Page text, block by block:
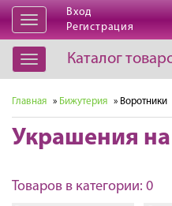
Открыть
навигацию
Вход
Регистрация
Открыть
навигацию
Каталог
Главная » Бижутерия » Воротники
Украшения
Товаров в категории: 0